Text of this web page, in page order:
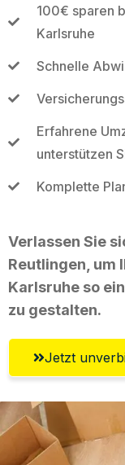
100€ sparen
Karlsruhe
Schnelle
Erfahrene
unterstützen
Komplette
Verlassen Sie
Reutlingen, um
Karlsruhe so
zu gestalten.
Jetzt